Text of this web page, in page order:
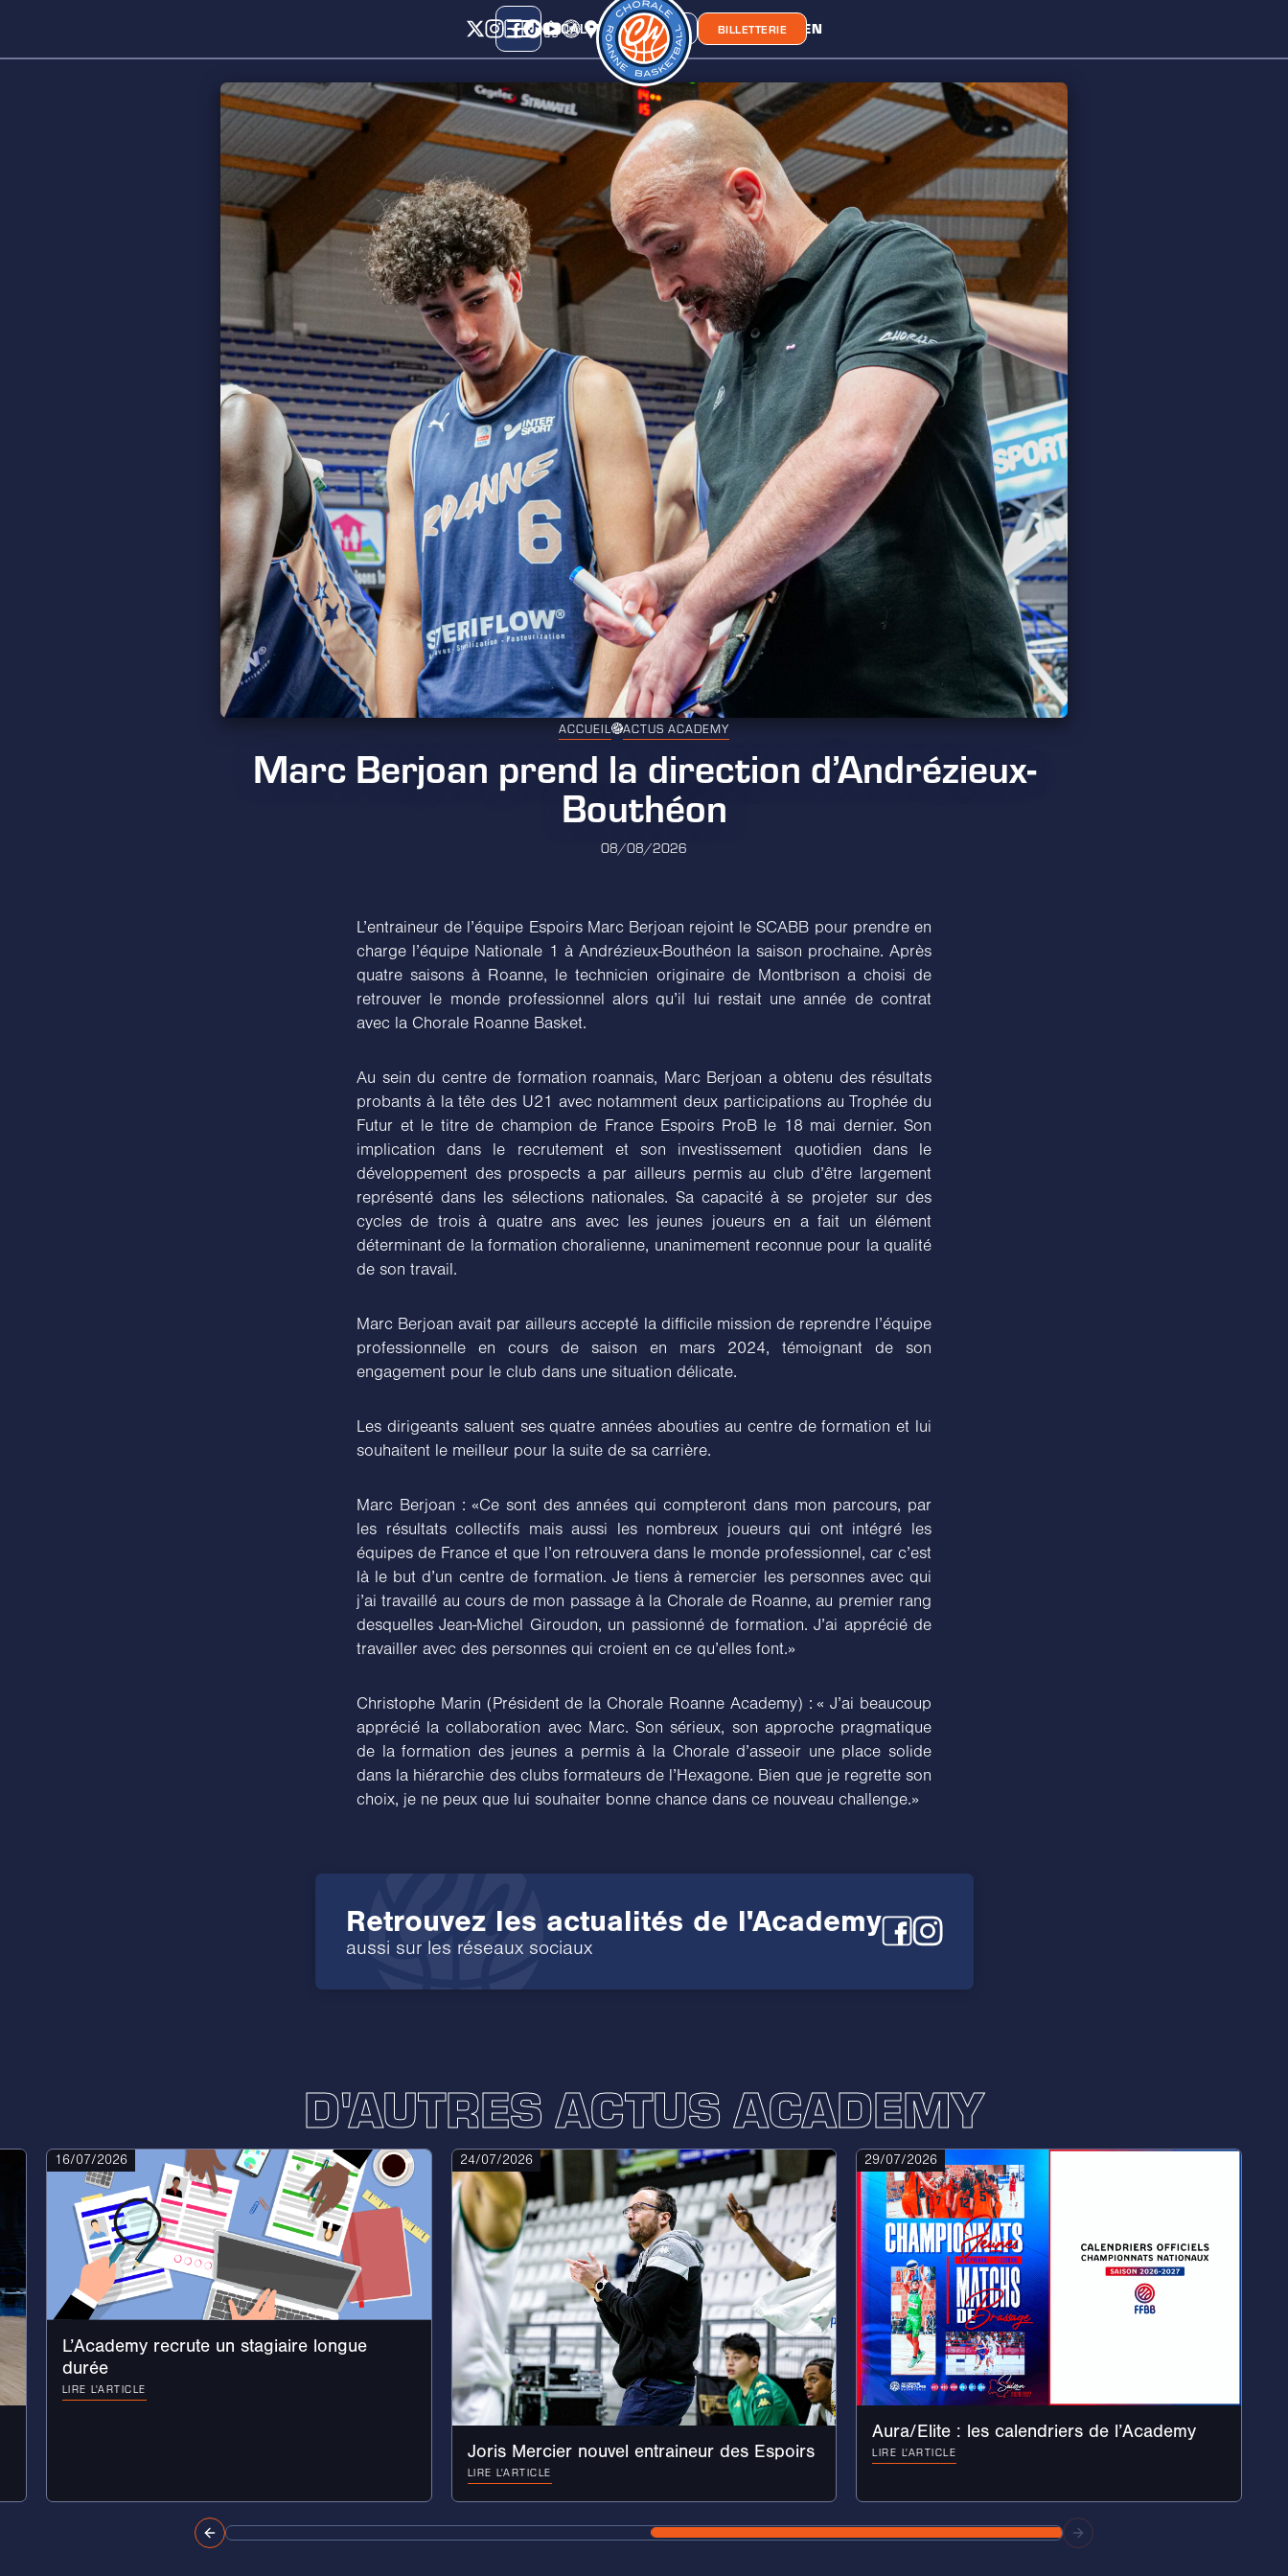
CALENDRIERCLASSEMENTCHORA' LIEN
BOUTIQUE BILLETTERIE
ACCUEIL ACTUS ACADEMY
Marc Berjoan prend la direction d’Andrézieux-
Bouthéon
08/08/2026
L’entraineur de l’équipe Espoirs Marc Berjoan rejoint le SCABB pour prendre en
charge l’équipe Nationale 1 à Andrézieux-Bouthéon la saison prochaine. Après
quatre saisons à Roanne, le technicien originaire de Montbrison a choisi de
retrouver le monde professionnel alors qu’il lui restait une année de contrat
avec la Chorale Roanne Basket.
Au sein du centre de formation roannais, Marc Berjoan a obtenu des résultats
probants à la tête des U21 avec notamment deux participations au Trophée du
Futur et le titre de champion de France Espoirs ProB le 18 mai dernier. Son
implication dans le recrutement et son investissement quotidien dans le
développement des prospects a par ailleurs permis au club d’être largement
représenté dans les sélections nationales. Sa capacité à se projeter sur des
cycles de trois à quatre ans avec les jeunes joueurs en a fait un élément
déterminant de la formation choralienne, unanimement reconnue pour la qualité
de son travail.
Marc Berjoan avait par ailleurs accepté la difficile mission de reprendre l’équipe
professionnelle en cours de saison en mars 2024, témoignant de son
engagement pour le club dans une situation délicate.
Les dirigeants saluent ses quatre années abouties au centre de formation et lui
souhaitent le meilleur pour la suite de sa carrière.
Marc Berjoan : «Ce sont des années qui compteront dans mon parcours, par
les résultats collectifs mais aussi les nombreux joueurs qui ont intégré les
équipes de France et que l’on retrouvera dans le monde professionnel, car c’est
là le but d’un centre de formation. Je tiens à remercier les personnes avec qui
j’ai travaillé au cours de mon passage à la Chorale de Roanne, au premier rang
desquelles Jean-Michel Giroudon, un passionné de formation. J’ai apprécié de
travailler avec des personnes qui croient en ce qu’elles font.»
Christophe Marin (Président de la Chorale Roanne Academy) : « J’ai beaucoup
apprécié la collaboration avec Marc. Son sérieux, son approche pragmatique
de la formation des jeunes a permis à la Chorale d’asseoir une place solide
dans la hiérarchie des clubs formateurs de l’Hexagone. Bien que je regrette son
choix, je ne peux que lui souhaiter bonne chance dans ce nouveau challenge.»
Retrouvez les actualités de l'Academy
aussi sur les réseaux sociaux
D'AUTRES ACTUS ACADEMY
16/07/2026
L’Academy recrute un stagiaire longue
durée
LIRE L'ARTICLE
24/07/2026
Joris Mercier nouvel entraineur des Espoirs
LIRE L'ARTICLE
29/07/2026
Aura/Elite : les calendriers de l’Academy
LIRE L'ARTICLE